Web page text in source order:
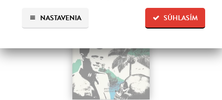
SÚHLASÍM
NASTAVENIA